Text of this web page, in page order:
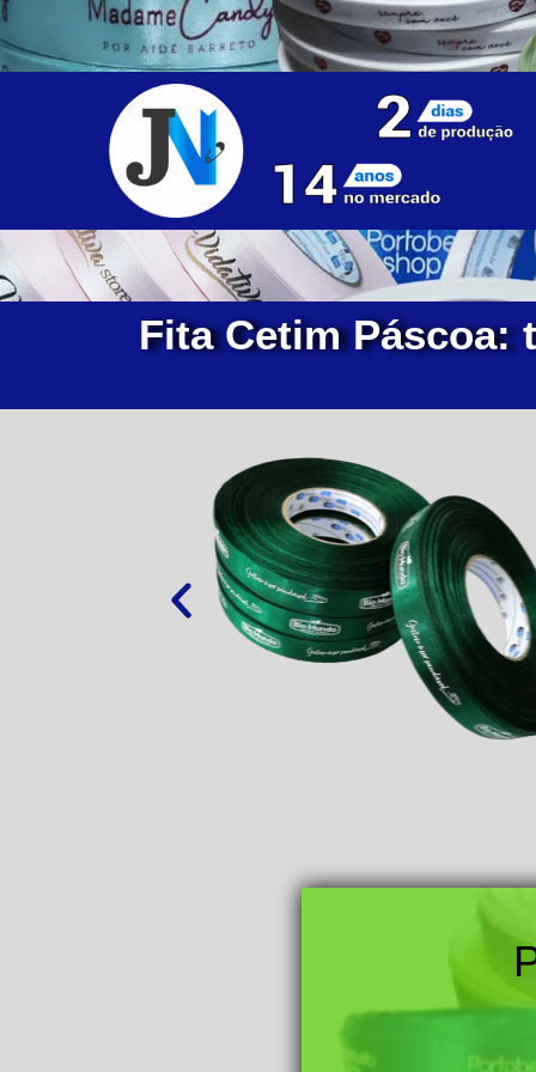
Fita Cetim Páscoa: